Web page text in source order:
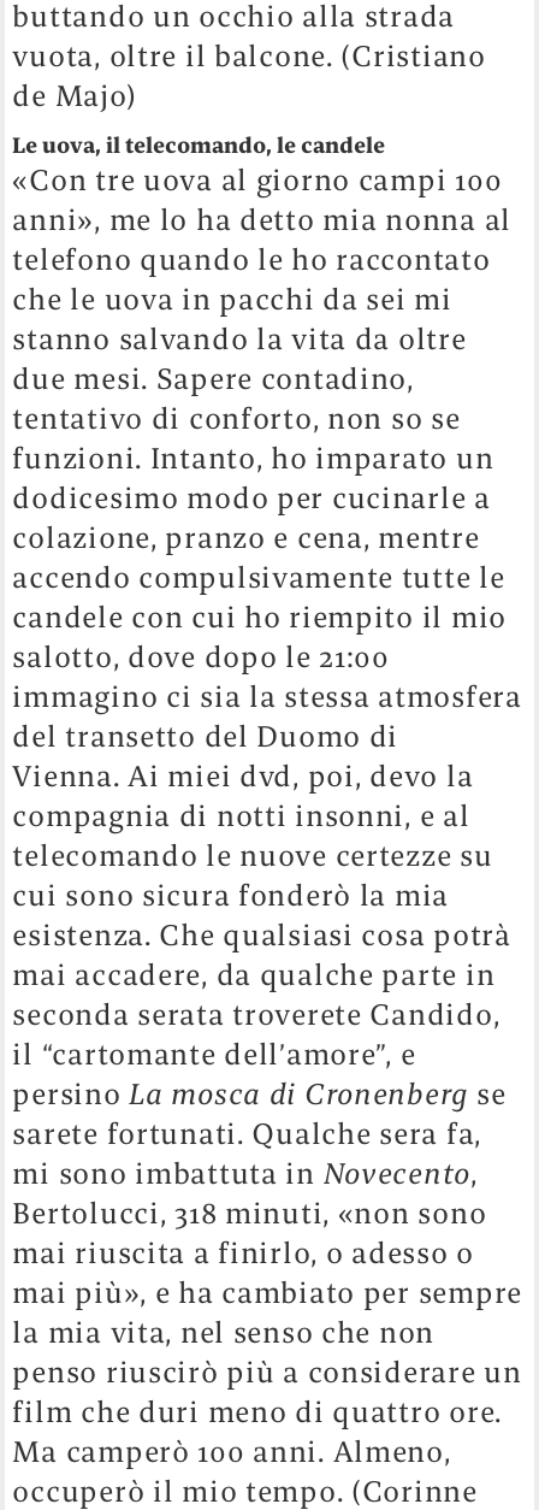
buttando un occhio alla strada
vuota, oltre il balcone. (Cristiano
de Majo)
Le uova, il telecomando, le candele
«Con tre uova al giorno campi 100
anni», me lo ha detto mia nonna al
telefono quando le ho raccontato
che le uova in pacchi da sei mi
stanno salvando la vita da oltre
due mesi. Sapere contadino,
tentativo di conforto, non so se
funzioni. Intanto, ho imparato un
dodicesimo modo per cucinarle a
colazione, pranzo e cena, mentre
accendo compulsivamente tutte le
candele con cui ho riempito il mio
salotto, dove dopo le 21:00
immagino ci sia la stessa atmosfera
del transetto del Duomo di
Vienna. Ai miei dvd, poi, devo la
compagnia di notti insonni, e al
telecomando le nuove certezze su
cui sono sicura fonderò la mia
esistenza. Che qualsiasi cosa potrà
mai accadere, da qualche parte in
seconda serata troverete Candido,
il “cartomante dell’amore”, e
persino La mosca di Cronenberg se
sarete fortunati. Qualche sera fa,
mi sono imbattuta in Novecento,
Bertolucci, 318 minuti, «non sono
mai riuscita a finirlo, o adesso o
mai più», e ha cambiato per sempre
la mia vita, nel senso che non
penso riuscirò più a considerare un
film che duri meno di quattro ore.
Ma camperò 100 anni. Almeno,
occuperò il mio tempo. (Corinne